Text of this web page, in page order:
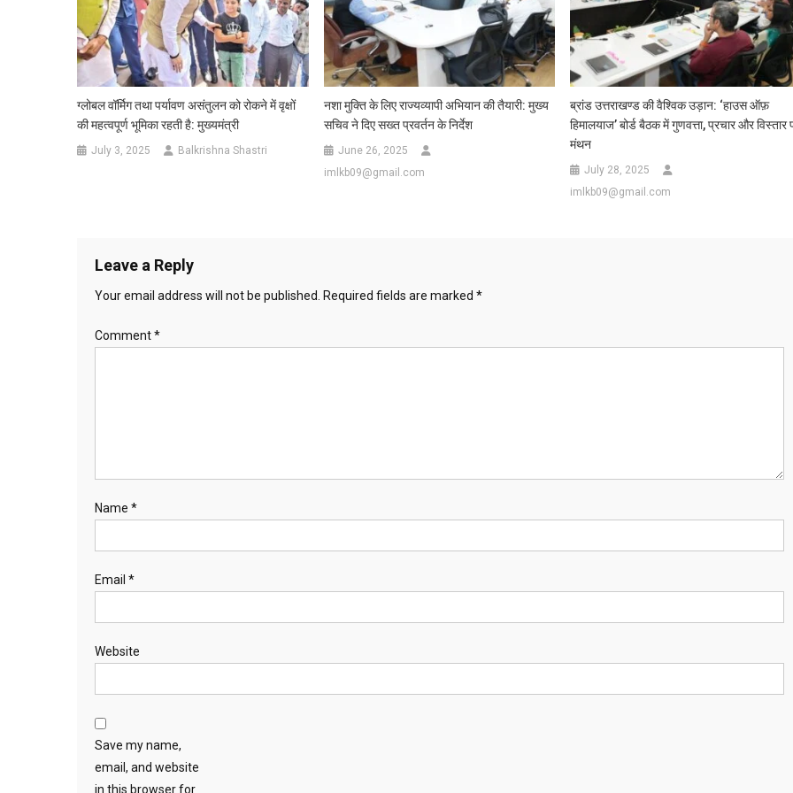
ग्लोबल वॉर्मिग तथा पर्यावण असंतुलन को रोकने में वृक्षों
की महत्वपूर्ण भूमिका रहती है: मुख्यमंत्री
July 3, 2025 Balkrishna Shastri
नशा मुक्ति के लिए राज्यव्यापी अभियान की तैयारी: मुख्य
सचिव ने दिए सख्त प्रवर्तन के निर्देश
June 26, 2025
imlkb09@gmail.com
ब्रांड उत्तराखण्ड की वैश्विक उड़ान: ‘हाउस ऑफ़
हिमालयाज’ बोर्ड बैठक में गुणवत्ता, प्रचार और विस्तार
मंथन
July 28, 2025
imlkb09@gmail.com
Leave a Reply
Your email address will not be published. Required fields are marked *
Comment*
Name *
Email *
Website
Save my name,
email, and website
in this browser for